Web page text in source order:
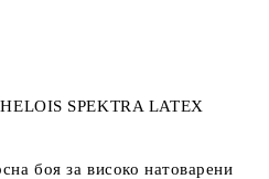
SPEKTRA LATEX
боя за високо натоварени